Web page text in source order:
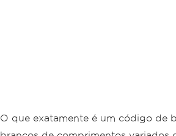
O que exatamente é um código de